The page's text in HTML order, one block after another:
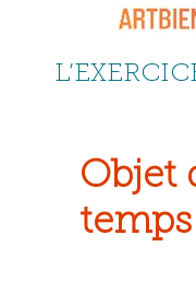
Objet
temps